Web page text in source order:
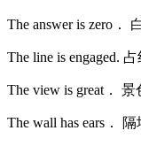
The answer is zero．
The line is engaged. 占
The view is great．
The wall has ears． 隔